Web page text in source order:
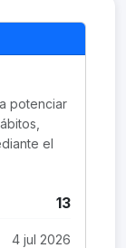
potenciar
el
13
4 jul 2026